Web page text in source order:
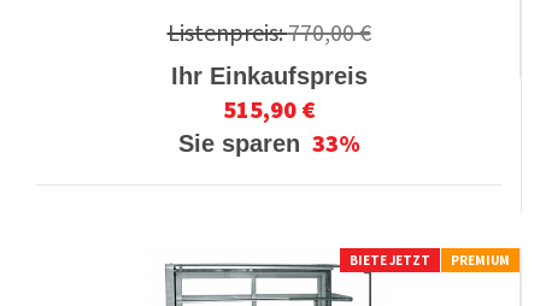
Listenpreis:770,00 €
Ihr Einkaufspreis
515,90 €
Sie sparen 33%
BIETE JETZT PREMIUM